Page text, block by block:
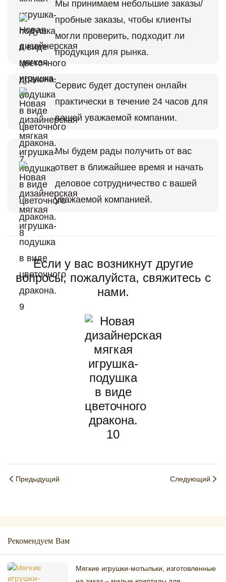
Мы принимаем небольшие заказы/
пробные заказы, чтобы клиенты
могли проверить, подходит ли
продукция для рынка.
Сервис будет доступен онлайн
практически в течение 24 часов для
вашей уважаемой компании.
Мы будем рады получить от вас
ответ в ближайшее время и начать
деловое сотрудничество с вашей
уважаемой компанией.
Если у вас возникнут другие
вопросы, пожалуйста, свяжитесь с
нами.
Предыдущий Следующий
Рекомендуем Вам
Мягкие игрушки-мотыльки, изготовленные